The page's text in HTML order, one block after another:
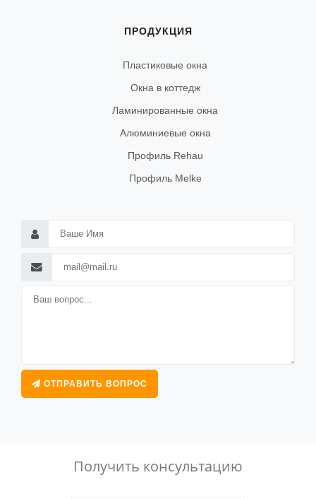
ПРОДУКЦИЯ
Пластиковые окна
Окна в коттедж
Ламинированные окна
Алюминиевые окна
Профиль Rehau
Профиль Melke
ОТПРАВИТЬ ВОПРОС
Получить консультацию